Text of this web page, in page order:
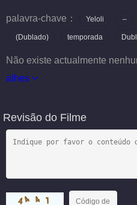
palavra-chave： Yeloli –
(Dublado) temporada
Não existe actualmente
alhes
Revisão do Filme